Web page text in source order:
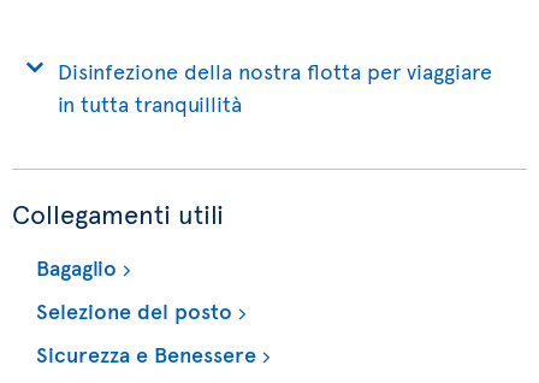
Disinfezione della nostra flotta per viaggiare
in tutta tranquillità
Collegamenti utili
Bagaglio
Selezione del posto
Sicurezza e Benessere